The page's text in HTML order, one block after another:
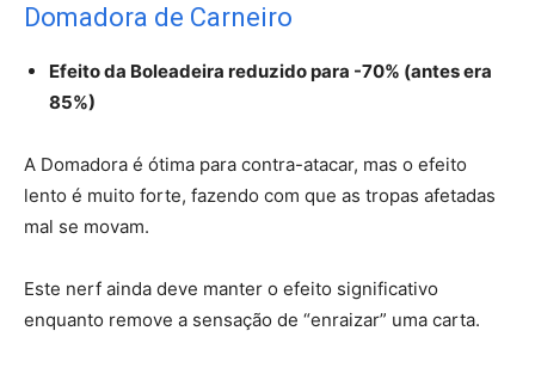
Domadora de Carneiro
Efeito da Boleadeira reduzido para -70% (antes era
85%)
A Domadora é ótima para contra-atacar, mas o efeito
lento é muito forte, fazendo com que as tropas afetadas
mal se movam.
Este nerf ainda deve manter o efeito significativo
enquanto remove a sensação de “enraizar” uma carta.